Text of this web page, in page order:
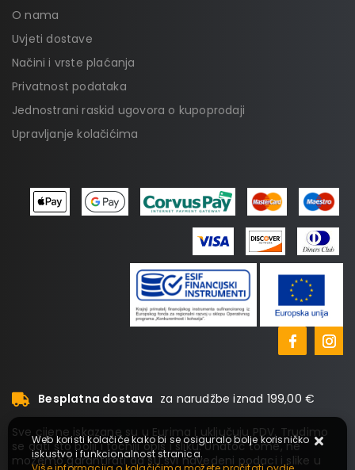
O nama
Uvjeti dostave
Načini i vrste plaćanja
Privatnost podataka
Jednostrani raskid ugovora o kupoprodaji
Upravljanje kolačićima
Besplatna dostava za narudžbe iznad 199,00 €
Sve cijene iskazane su u Eurima i uključuju PDV. Trudimo
se dati što bolji i točniji opis i sliku. Unatoč tome, ne
možemo garantirati da su svi navedeni podaci i slike u
Web koristi kolačiće kako bi se osiguralo bolje korisničko
iskustvo i funkcionalnost stranica.